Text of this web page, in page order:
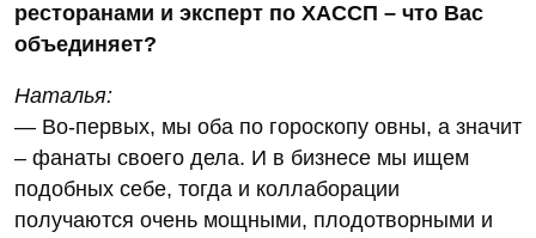
ресторанами и эксперт по ХАССП – что Вас
объединяет?
Наталья:
— Во-первых, мы оба по гороскопу овны, а значит
– фанаты своего дела. И в бизнесе мы ищем
подобных себе, тогда и коллаборации
получаются очень мощными, плодотворными и